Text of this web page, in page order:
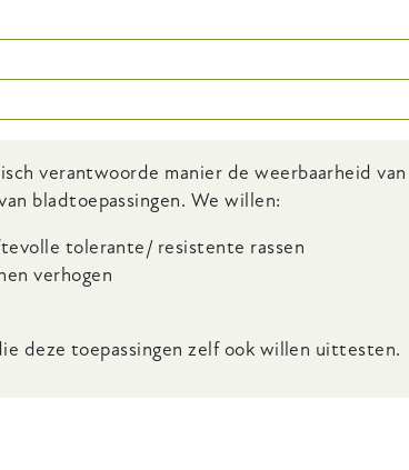
verantwoorde manier de weerbaarheid van
bladtoepassingen. We willen:
tolerante/ resistente rassen
verhogen
deze toepassingen zelf ook willen uittesten.